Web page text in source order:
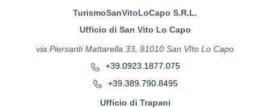
TurismoSanVitoLoCapo S.R.L.
Ufficio di San Vito Lo Capo
via Piersanti Mattarella 33, 91010 San VIto Lo Capo
+39.0923.1877.075
+39.389.790.8495
Ufficio di Trapani